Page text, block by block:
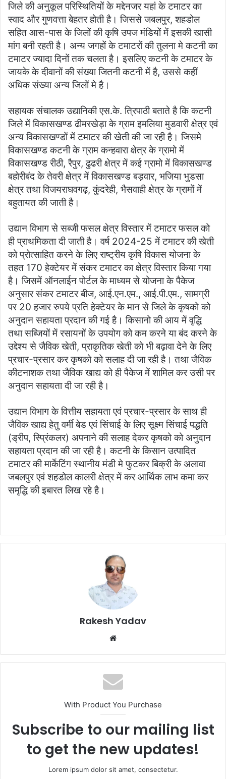
जिले की अनुकूल परिस्थितियों के मद्देनजर यहां के टमाटर का
स्वाद और गुणवत्ता बेहतर होती है। जिससे जबलपुर, शहडोल
सहित आस-पास के जिलों की कृषि उपज मंडियों में इसकी खासी
मांग बनी रहती है। अन्य जगहों के टमाटरों की तुलना मे कटनी का
टमाटर ज्यादा दिनों तक चलता है। इसलिए कटनी के टमाटर के
जायके के दीवानों की संख्या जितनी कटनी में है, उससे कहीं
अधिक संख्या अन्य जिलों मे है।
सहायक संचालक उद्यानिकी एस.के. त्रिपाठी बताते है कि कटनी
जिले में विकासखण्ड ढीमरखेड़ा के ग्राम इमलिया मुडवारी क्षेत्र एवं
अन्य विकासखण्डों में टमाटर की खेती की जा रही है। जिसमे
विकासखण्ड कटनी के ग्राम कन्हवारा क्षेत्र के ग्रामो में
विकासखण्ड रीठी, रैपुर, ढुढरी क्षेत्र में कई ग्रामो में विकासखण्ड
बहोरीबंद के तेवरी क्षेत्र में विकासखण्ड बड़वार, भजिया भुडसा
क्षेत्र तथा विजयराघवगढ़, कुंदरेही, भैसवाही क्षेत्र के ग्रामों में
बहुतायत की जाती है।
उद्यान विभाग से सब्जी फसल क्षेत्र विस्तार में टमाटर फसल को
ही प्राथमिकता दी जाती है। वर्ष 2024-25 में टमाटर की खेती
को प्रोत्साहित करने के लिए राष्ट्रीय कृषि विकास योजना के
तहत 170 हेक्टेयर में संकर टमाटर का क्षेत्र विस्तार किया गया
है। जिसमें ऑनलाईन पोर्टल के माध्यम से योजना के पैकेज
अनुसार संकर टमाटर बीज, आई.एन.एम., आई.पी.एम., सामग्री
पर 20 हजार रुपये प्रति हेक्टेयर के मान से जिले के कृषको को
अनुदान सहायता प्रदान की गई है। किसानो की आय में वृद्धि
तथा सब्जियों में रसायनों के उपयोग को कम करने या बंद करने के
उद्देश्य से जैविक खेती, प्राकृतिक खेती को भी बढ़ावा देने के लिए
प्रचार-प्रसार कर कृषको को सलाह दी जा रही है। तथा जैविक
कीटनाशक तथा जैविक खाद्य को ही पैकेज में शामिल कर उसी पर
अनुदान सहायता दी जा रही है।
उद्यान विभाग के वित्तीय सहायता एवं प्रचार-प्रसार के साथ ही
जैविक खाद्य हेतु वर्मी बेड एवं सिंचाई के लिए सूक्ष्म सिंचाई पद्धति
(ड्रीप, स्प्रिंकलर) अपनाने की सलाह देकर कृषको को अनुदान
सहायता प्रदान की जा रही है। कटनी के किसान उत्पादित
टमाटर की मार्केटिंग स्थानीय मंडी मे फुटकर बिक्री के अलावा
जबलपुर एवं शहडोल कालरी क्षेत्र में कर आर्थिक लाभ कमा कर
समृद्धि की इबारत लिख रहे है।
Rakesh Yadav
b
s
i
e
With Product You Purchase
Subscribe to our mailing list
to get the new updates!
Lorem ipsum dolor sit amet, consectetur.